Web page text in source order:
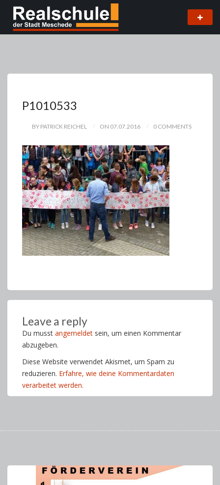
P1010533
BY PATRICK REICHEL ON 07.07.2016 0 COMMENTS
Leave a reply
Du musst angemeldet sein, um einen Kommentar
abzugeben.
Diese Website verwendet Akismet, um Spam zu
reduzieren. Erfahre, wie deine Kommentardaten
verarbeitet werden.